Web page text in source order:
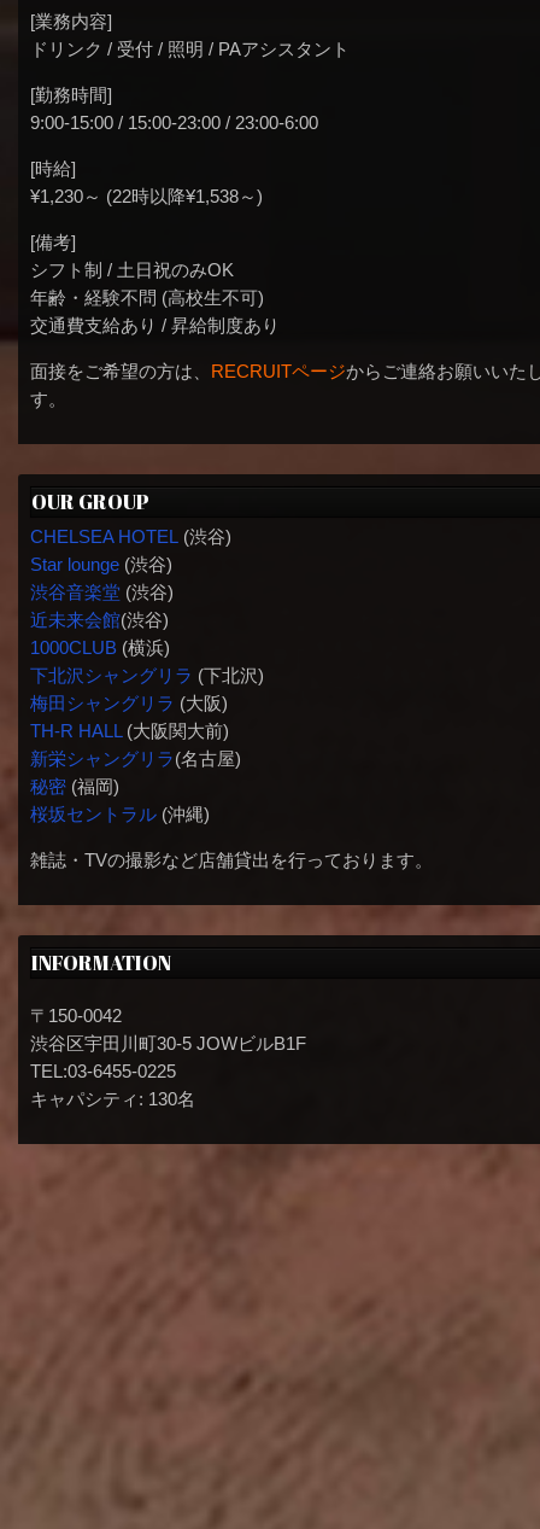
[業務内容]
ドリンク / 受付 / 照明 / PAアシスタント
[勤務時間]
9:00-15:00 / 15:00-23:00 / 23:00-6:00
[時給]
¥1,230～ (22時以降¥1,538～)
[備考]
シフト制 / 土日祝のみOK
年齢・経験不問 (高校生不可)
交通費支給あり / 昇給制度あり
面接をご希望の方は、 RECRUITページからご連絡お願いいた
す。
OUR GROUP
CHELSEA HOTEL (渋谷)
Star lounge(渋谷)
渋谷音楽堂(渋谷)
近未来会館(渋谷)
1000CLUB(横浜)
下北沢シャングリラ (下北沢)
梅田シャングリラ (大阪)
TH-R HALL(大阪関大前)
新栄シャングリラ(名古屋)
秘密(福岡)
桜坂セントラル(沖縄)
雑誌・TVの撮影など店舗貸出を行っております。
INFORMATION
〒150-0042
渋谷区宇田川町30-5 JOWビルB1F
TEL:03-6455-0225
キャパシティ: 130名